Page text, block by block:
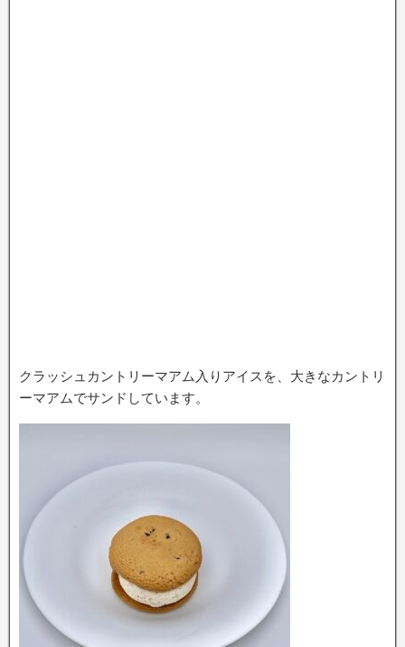
クラッシュカントリーマアム入りアイスを、大きなカントリ
ーマアムでサンドしています。